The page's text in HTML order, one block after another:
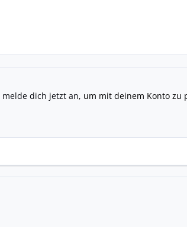
melde dich jetzt an, um mit deinem Konto zu